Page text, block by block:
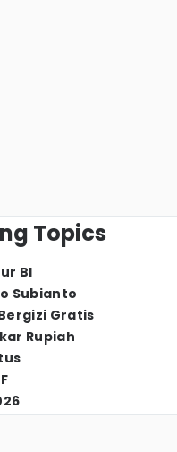
Topics
BI
Subianto
Gratis
Rupiah